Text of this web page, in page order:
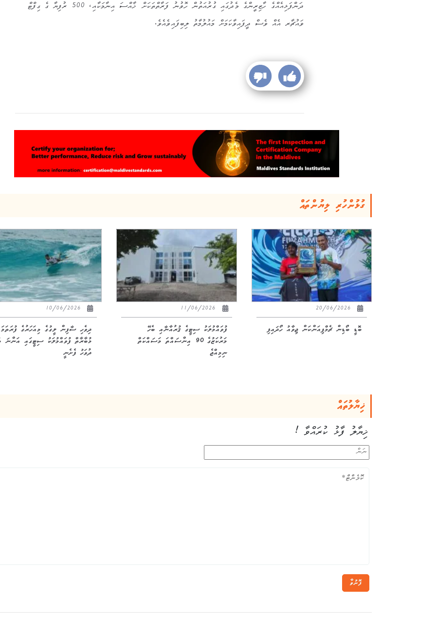
ދަންފަޅިއެއްގެ ހާޒިރީންގެ މެދުގައި ގުރުއަތުން ހޮވުނު ފަރާތްތަކަށް ޚާއްސަ އިނާމަކާއި، 500 ރުފިޔާ ގެ ގިފްޓް
ވައުޗާރ އެއް ވެސް ދީފައިވާކަމަށް މައުލުމާތު ލިބިފައިވެއެވެ.
ގުޅުންހުރި ލިޔުންތައް
20/06/2026
ބޮޑީ ބޯޑިން ޗެމްޕިއަންކަން ޖިވާއު ހޯދައިފި
ފުވައްމުލަކު ސިޓީގެ ޤުރުއާނާއި ބެހޭ
މަރުކަޒުގެ 90 އިންސައްތަ މަސައްކަތް
ނިމިއްޖެ
10/06/2026
ދިވެހި ސާފިން ލީގުގެ މިއަހަރުގެ ފުރަތަމަ
މުބާރާތް ފުވައްމުލަކު ސިޓީގައި އަންނަ
ދުވަހު ފެށެނީ
ޚިޔާލުތައް
ޚިޔާލު ފާޅު ކުރައްވާ !
ފޮނުވާ